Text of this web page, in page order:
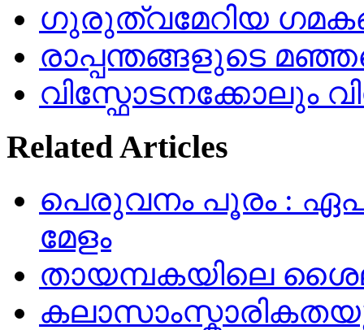
ഗുരുത്വമേറിയ
രാപ്പന്തങ്ങളുടെ
വിസ്ഫോടനക്കോലും
Related Articles
പെരുവനം പൂരം :
മേളം
തായമ്പകയിലെ